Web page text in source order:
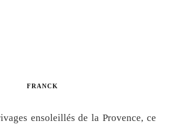
FRANCK
ensoleillés de la Provence, ce